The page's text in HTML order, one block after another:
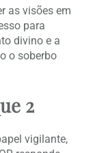
as visões em
para
divino e a
o soberbo
2
vigilante,